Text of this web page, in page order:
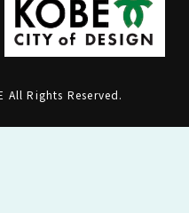
All Rights Reserved.